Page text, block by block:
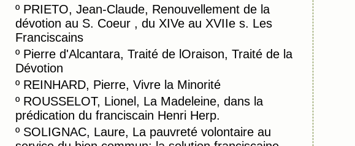
º PRIETO, Jean-Claude, Renouvellement de la
dévotion au S. Coeur , du XIVe au XVIIe s. Les
Franciscains
º Pierre d'Alcantara, Traité de lOraison, Traité de la
Dévotion
º REINHARD, Pierre, Vivre la Minorité
º ROUSSELOT, Lionel, La Madeleine, dans la
prédication du franciscain Henri Herp.
º SOLIGNAC, Laure, La pauvreté volontaire au